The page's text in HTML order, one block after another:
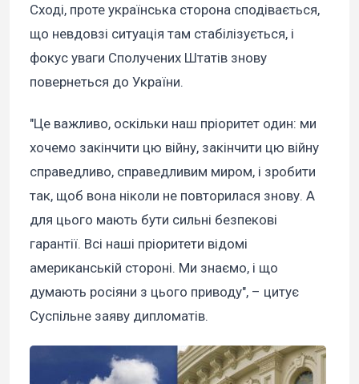
Сході, проте українська сторона сподівається,
що невдовзі ситуація там стабілізується, і
фокус уваги Сполучених Штатів знову
повернеться до України.
"Це важливо, оскільки наш пріоритет один: ми
хочемо закінчити цю війну, закінчити цю війну
справедливо, справедливим миром, і зробити
так, щоб вона ніколи не повторилася знову. А
для цього мають бути сильні безпекові
гарантії. Всі наші пріоритети відомі
американській стороні. Ми знаємо, і що
думають росіяни з цього приводу", – цитує
Суспільне заяву дипломатів.